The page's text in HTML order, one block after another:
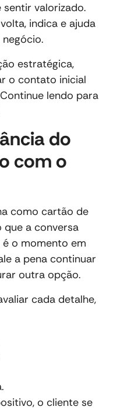
valorizado.
indica e ajuda
estratégica,
o contato inicial
lendo para
do
com o
como cartão de
que a conversa
o momento em
a pena continuar
outra opção.
cada detalhe,
o cliente se